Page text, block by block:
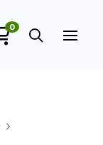
0